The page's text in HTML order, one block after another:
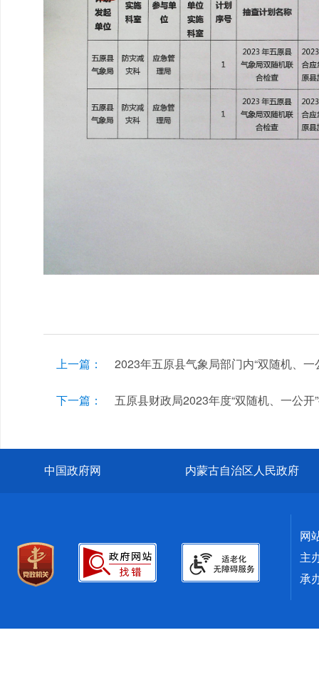
上一篇： 2023年五原县气象局部门内“双随机、一
下一篇： 五原县财政局2023年度“双随机、一公开
中国政府网 内蒙古自治区人民政府
网
主
承